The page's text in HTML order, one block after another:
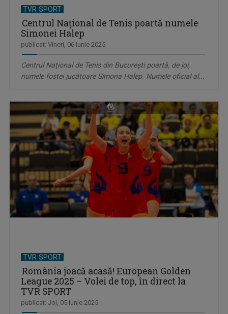
TVR SPORT
Centrul Național de Tenis poartă numele
Simonei Halep
publicat: Vineri, 06 Iunie 2025
Centrul Național de Tenis din București poartă, de joi,
numele fostei jucătoare Simona Halep. Numele oficial al...
TVR SPORT
România joacă acasă! European Golden
League 2025 – Volei de top, în direct la
TVR SPORT
publicat: Joi, 05 Iunie 2025